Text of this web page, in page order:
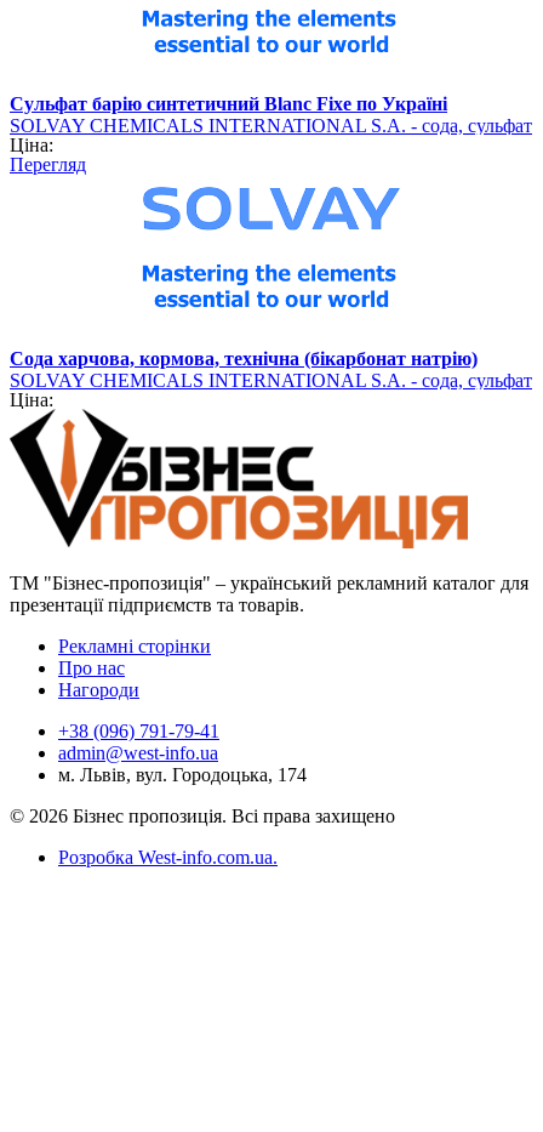
Сульфат барію синтетичний Blanc Fixe по Україні
SOLVAY CHEMICALS INTERNATIONAL S.A. - сода, сульфат
барію (хімічна продукція)
Ціна:
Перегляд
Сода харчова, кормова, технічна (бікарбонат натрію)
SOLVAY CHEMICALS INTERNATIONAL S.A. - сода, сульфат
барію (хімічна продукція)
Ціна:
ТМ "Бізнес-пропозиція" – український рекламний каталог для
презентації підприємств та товарів.
Рекламні сторінки
Про нас
Нагороди
+38 (096) 791-79-41
admin@west-info.ua
м. Львів, вул. Городоцька, 174
© 2026 Бізнес пропозиція. Всі права захищено
Розробка West-info.com.ua.